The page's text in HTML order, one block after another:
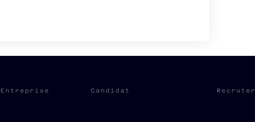
Entreprise Candidat